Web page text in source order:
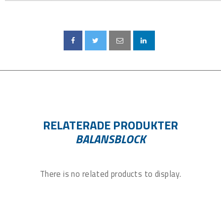
RELATERADE PRODUKTER
BALANSBLOCK
There is no related products to display.